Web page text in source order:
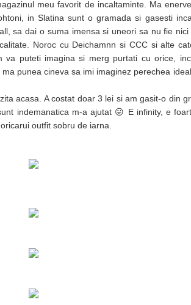
meu favorit de incaltaminte. Ma
in Slatina sunt o gramada si gasesti
sa dai o suma imensa si uneori sa nu fie
Noroc cu Deichamnn si CCC si alte
va puteti imagina si merg purtati cu orice,
punea cineva sa imi imaginez perechea
acasa. A costat doar 3 lei si am gasit-o din
indemanatica m-a ajutat 😛 E infinity, e
outfit sobru de iarna.